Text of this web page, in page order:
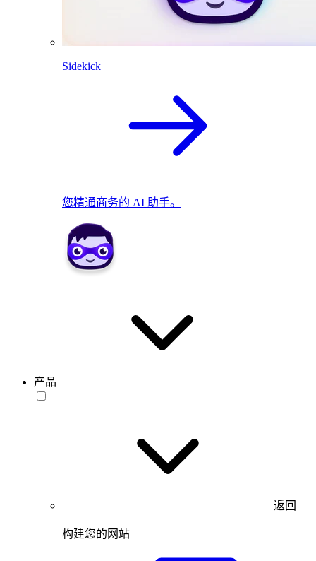
Sidekick
您精通商务的 AI 助手。
产品
返回
构建您的网站